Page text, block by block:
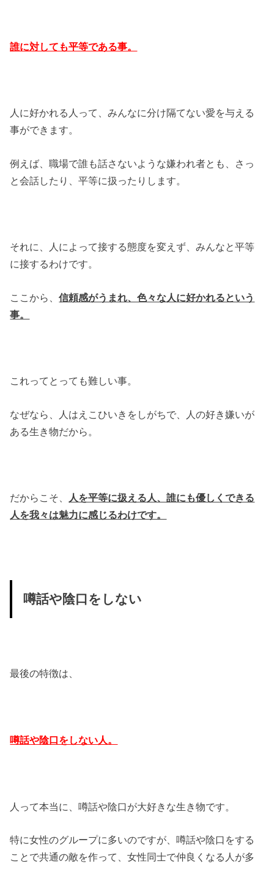
誰に対しても平等である事。
人に好かれる人って、みんなに分け隔てない愛を与える
事ができます。
例えば、職場で誰も話さないような嫌われ者とも、さっ
と会話したり、平等に扱ったりします。
それに、人によって接する態度を変えず、みんなと平等
に接するわけです。
ここから、信頼感がうまれ、色々な人に好かれるという
事。
これってとっても難しい事。
なぜなら、人はえこひいきをしがちで、人の好き嫌いが
ある生き物だから。
だからこそ、
人を平等に扱える人、誰にも優しくできる
人を我々は魅力に感じるわけです。
噂話や陰口をしない
最後の特徴は、
噂話や陰口をしない人。
人って本当に、噂話や陰口が大好きな生き物です。
特に女性のグループに多いのですが、噂話や陰口をする
ことで共通の敵を作って、女性同士で仲良くなる人が多